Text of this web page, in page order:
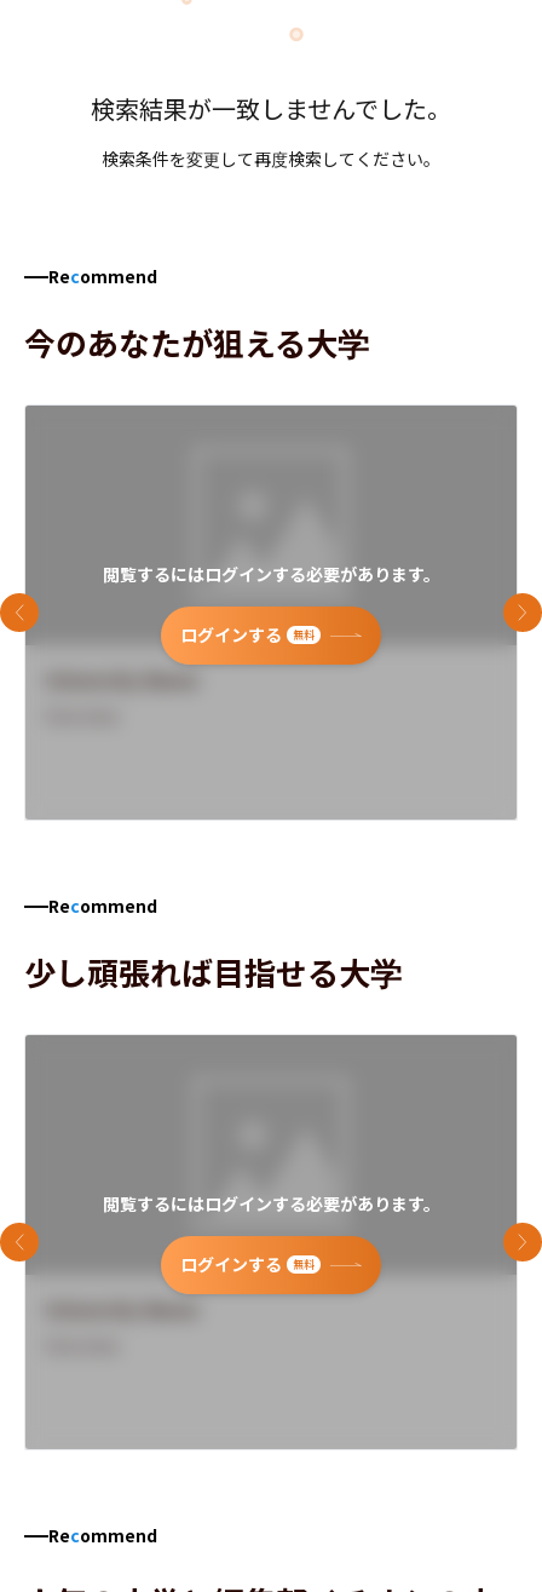
検索結果が一致しませんでした。
検索条件を変更して再度検索してください。
Recommend
今のあなたが狙える大学
閲覧するにはログインする必要があります。
ログインする 無料
前のスライド 次
Recommend
少し頑張れば目指せる大学
閲覧するにはログインする必要があります。
ログインする 無料
前のスライド 次
Recommend